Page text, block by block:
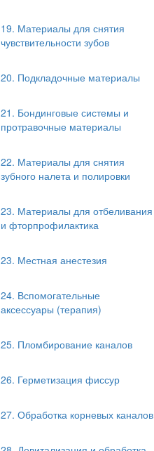
19. Материалы для снятия
чувствительности зубов
20. Подкладочные материалы
21. Бондинговые системы и
протравочные материалы
22. Материалы для снятия
зубного налета и полировки
23. Материалы для отбеливания
и фторпрофилактика
23. Местная анестезия
24. Вспомогательные
аксессуары (терапия)
25. Пломбирование каналов
26. Герметизация фиссур
27. Обработка корневых каналов